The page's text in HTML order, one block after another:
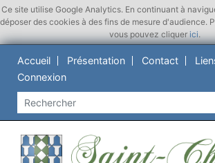
Ce site utilise Google Analytics. En continuant à
déposer des cookies à des fins de mesure d'audience.
vous pouvez cliquerici.
Accueil Présentation Contact
Connexion